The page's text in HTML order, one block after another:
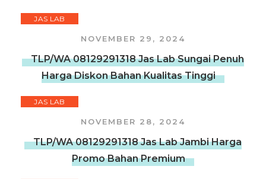
JAS LAB
NOVEMBER 29, 2024
TLP/WA 08129291318 Jas Lab Sungai Penuh
Harga Diskon Bahan Kualitas Tinggi
JAS LAB
NOVEMBER 28, 2024
TLP/WA 08129291318 Jas Lab Jambi Harga
Promo Bahan Premium